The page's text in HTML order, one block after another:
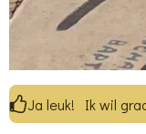
Ja leuk! Ik wil